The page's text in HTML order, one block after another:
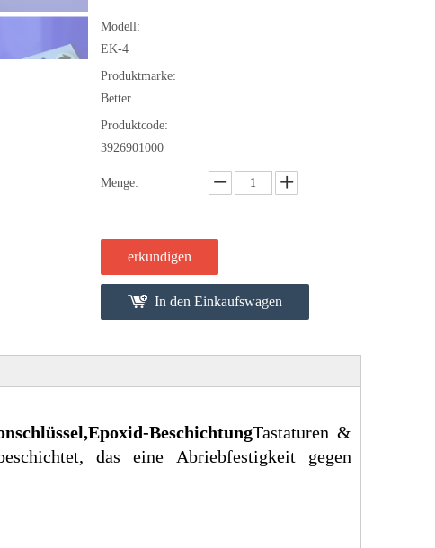
Modell:
EK-4
Produktmarke:
Better
Produktcode:
3926901000
Menge:
erkundigen
In den Einkaufswagen
Epoxid-BeschichtungTastaturen &
das eine Abriebfestigkeit gegen